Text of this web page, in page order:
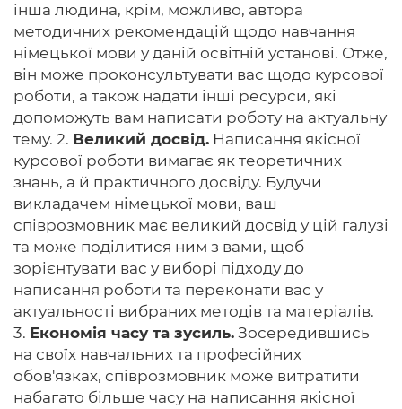
інша людина, крім, можливо, автора
методичних рекомендацій щодо навчання
німецької мови у даній освітній установі. Отже,
він може проконсультувати вас щодо курсової
роботи, а також надати інші ресурси, які
допоможуть вам написати роботу на актуальну
тему. 2. Великий досвід. Написання якісної
курсової роботи вимагає як теоретичних
знань, а й практичного досвіду. Будучи
викладачем німецької мови, ваш
співрозмовник має великий досвід у цій галузі
та може поділитися ним з вами, щоб
зорієнтувати вас у виборі підходу до
написання роботи та переконати вас у
актуальності вибраних методів та матеріалів.
3. Економія часу та зусиль. Зосередившись
на своїх навчальних та професійних
обов'язках, співрозмовник може витратити
набагато більше часу на написання якісної